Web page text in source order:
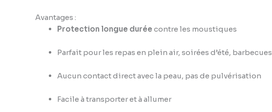
Avantages :
Protection longue durée contre les moustiques
Parfait pour les repas en plein air, soirées d’été, barbecues
Aucun contact direct avec la peau, pas de pulvérisation
Facile à transporter et à allumer